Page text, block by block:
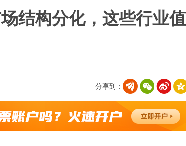
结构分化，这些行业值
分享到：